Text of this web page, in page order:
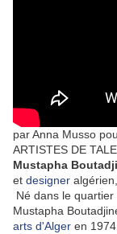
par Anna Musso
ARTISTES DE
Mustapha
et designer
Né dans le
Mustapha
arts d'Alger en